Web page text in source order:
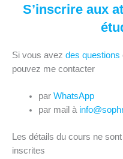
S’inscrire aux
Si vous avez des questions
pouvez me contacter
par WhatsApp
par mail à
Les détails du cours ne
inscrites